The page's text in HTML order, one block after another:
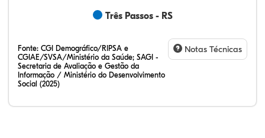
Três Passos - RS
Fonte: CGI Demográfico/RIPSA e
CGIAE/SVSA/Ministério da Saúde; SAGI -
Secretaria de Avaliação e Gestão da
Informação / Ministério do Desenvolvimento
Social (2025)
Notas Técnicas